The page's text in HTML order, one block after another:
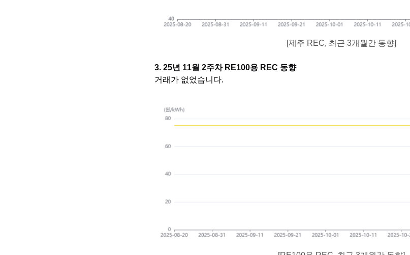
[제주 REC, 최근 3개월간 동향]
3. 25년 11월 2주차 RE100용 REC 동향
거래가 없었습니다.